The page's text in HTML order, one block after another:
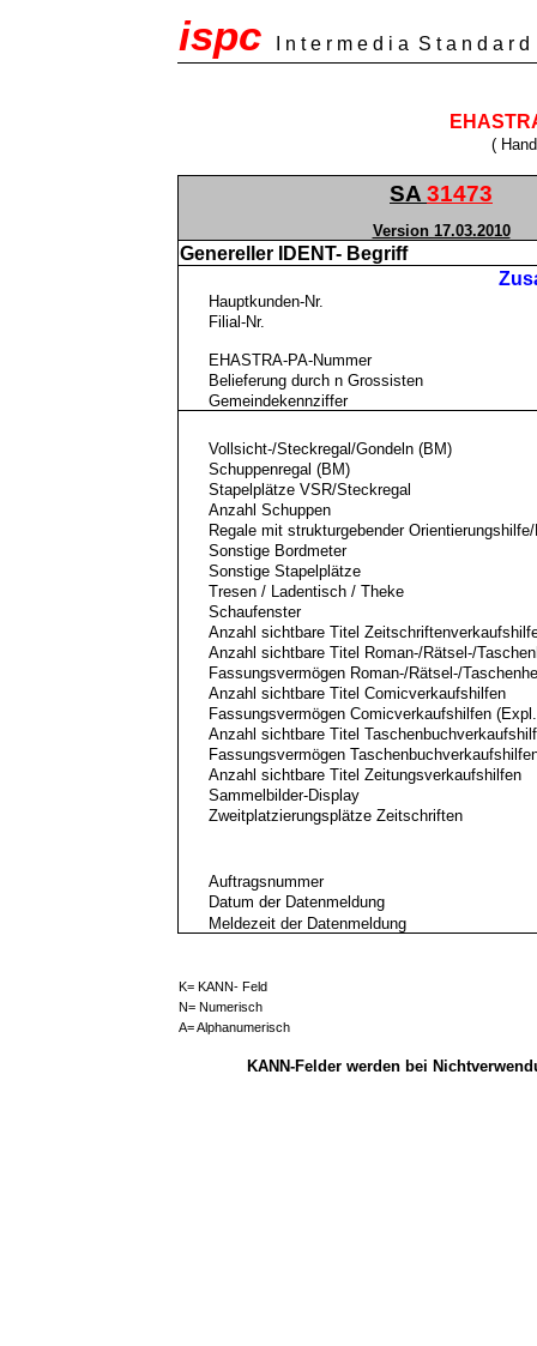
ispc I n t e r m e d i a S t a n d a r d
(
SA 31473
Version 17.03.2010
Genereller IDENT- Begriff
Hauptkunden-Nr.
Filial-Nr.
EHASTRA-PA-Nummer
Belieferung durch n Grossisten
Gemeindekennziffer
Vollsicht-/Steckregal/Gondeln (BM)
Schuppenregal (BM)
Stapelplätze VSR/Steckregal
Anzahl Schuppen
Regale mit strukturgebender
Sonstige Bordmeter
Sonstige Stapelplätze
Tresen / Ladentisch / Theke
Schaufenster
Anzahl sichtbare Titel
Anzahl sichtbare Titel Roman-/Rätsel-/
Fassungsvermögen Roman-/Rätsel-/
Anzahl sichtbare Titel Comicverkaufshilfen
Fassungsvermögen Comicverkaufshilfen
Anzahl sichtbare Titel
Fassungsvermögen
Anzahl sichtbare Titel Zeitungsverkaufshilfen
Sammelbilder-Display
Zweitplatzierungsplätze Zeitschriften
Auftragsnummer
Datum der Datenmeldung
Meldezeit der Datenmeldung
K= KANN- Feld
N= Numerisch
A= Alphanumerisch
KANN-Felder werden bei